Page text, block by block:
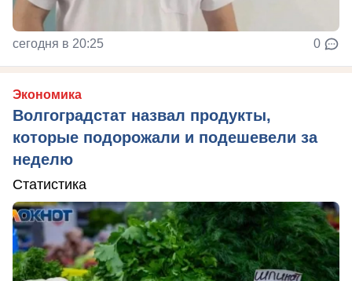
сегодня в 20:25 0
Экономика
Волгоградстат назвал продукты,
которые подорожали и подешевели за
неделю
Статистика